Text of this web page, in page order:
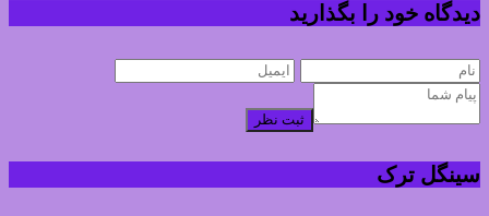
دیدگاه خود را بگذارید
ثبت نظر
سینگل ترک